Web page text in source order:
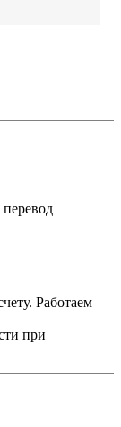
Работаем
при